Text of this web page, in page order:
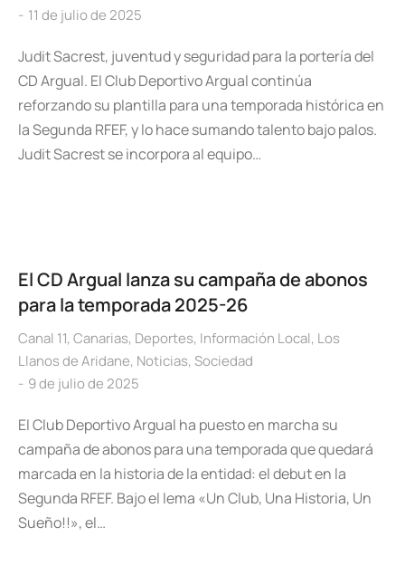
11 de julio de 2025
Judit Sacrest, juventud y seguridad para la portería del
CD Argual. El Club Deportivo Argual continúa
reforzando su plantilla para una temporada histórica en
la Segunda RFEF, y lo hace sumando talento bajo palos.
Judit Sacrest se incorpora al equipo…
El CD Argual lanza su campaña de abonos
para la temporada 2025-26
Canal 11, Canarias, Deportes, Información Local, Los
Llanos de Aridane, Noticias, Sociedad
9 de julio de 2025
El Club Deportivo Argual ha puesto en marcha su
campaña de abonos para una temporada que quedará
marcada en la historia de la entidad: el debut en la
Segunda RFEF. Bajo el lema «Un Club, Una Historia, Un
Sueño!!», el…